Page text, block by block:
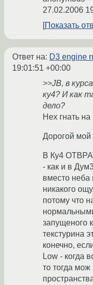
27.02.2006
Показать
Ответ на: D3 engine
19:01:51 +00:00
>>JB, в
ку4? И как
дело?
Нех гнать
Дорогой мой
В Ку4
- как и в
вместо неба
никакого
потому что
запущеного
текстурина
конечно,
Low - когда
то тогда